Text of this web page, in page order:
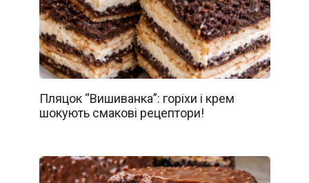
Пляцок “Вишиванка”: горіхи і крем
шокують смакові рецептори!